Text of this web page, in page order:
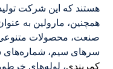
هستند که این شرکت
همچنین، مارولین به
صنعت، محصولات متنوعی
سرهای سیم، شماره‌های
کمربندی، لوله‌های